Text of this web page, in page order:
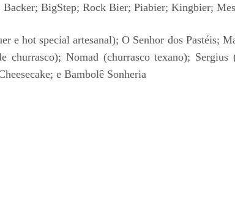
Backer; BigStep; Rock Bier; Piabier; Kingbier;
e hot special artesanal); O Senhor dos Pastéis;
churrasco); Nomad (churrasco texano);
e Bambolê Sonheria